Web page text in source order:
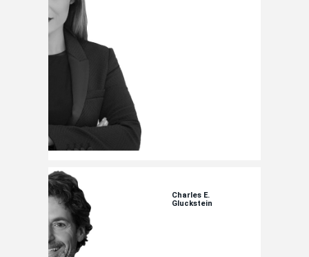
Charles E.
Gluckstein